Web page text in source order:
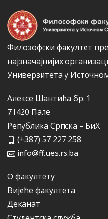
Филозофски факултет
најзначајнијих
Универзитета у
Алексе Шантића бр. 1
71420 Пале
Република Српска – БиХ
(+387) 57 227 258
info@ff.ues.rs.ba
О факултету
Вијеће факултета
Деканат